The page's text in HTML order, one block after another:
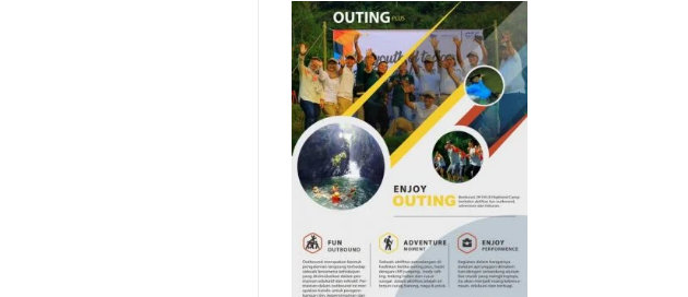
SDM
Berbasis
Experiential
Learning
Building
dan
Team
Development
dalam
Organisasi
Modern